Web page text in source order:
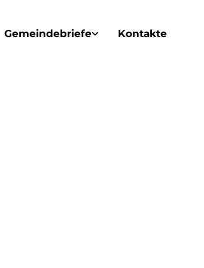
Gemeindebriefe Kontakte